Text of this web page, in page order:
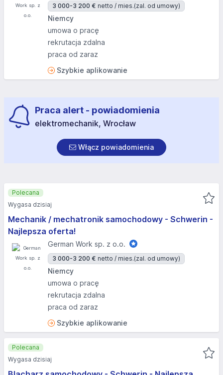
3 000-3 200 € netto / mies.(zal. od umowy)
Niemcy
umowa o pracę
rekrutacja zdalna
praca od zaraz
Szybkie aplikowanie
Praca alert - powiadomienia
elektromechanik, Wrocław
Włącz powiadomienia
Mechanik / mechatronik samochodowy - Schwerin -
Najlepsza oferta!
German Work sp. z o.o.
3 000-3 200 € netto / mies.(zal. od umowy)
Niemcy
umowa o pracę
rekrutacja zdalna
praca od zaraz
Szybkie aplikowanie
Polecana
Wygasa dzisiaj
Polecana
Wygasa dzisiaj